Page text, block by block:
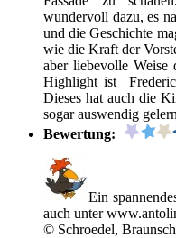
wundervoll dazu, es
und die Geschichte
wie die Kraft der
aber liebevolle Weise
Highlight ist
Dieses hat auch die
sogar auswendig
Bewertung:
Ein
auch unter
© Schroedel,